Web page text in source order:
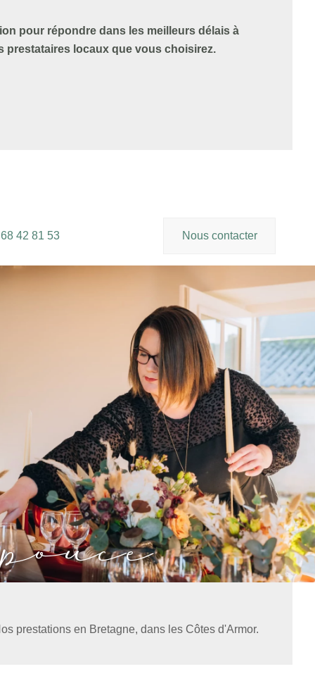
pour répondre dans les meilleurs délais à
prestataires locaux que vous choisirez.
42 81 53 Nous contacter
prestations en Bretagne, dans les Côtes d'Armor.